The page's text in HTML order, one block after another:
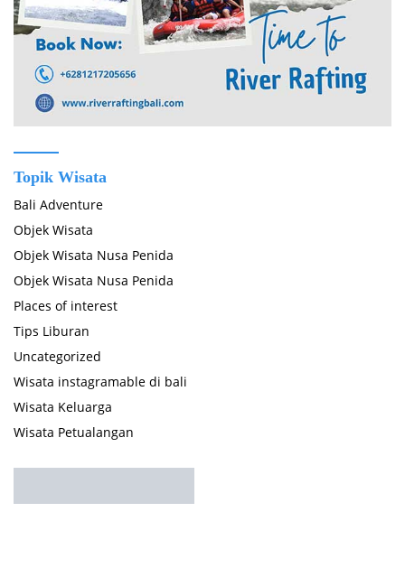
Topik Wisata
Bali Adventure
Objek Wisata
Objek Wisata Nusa Penida
Objek Wisata Nusa Penida
Places of interest
Tips Liburan
Uncategorized
Wisata instagramable di bali
Wisata Keluarga
Wisata Petualangan